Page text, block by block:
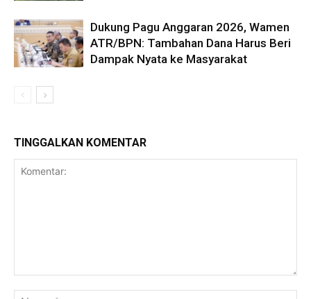
Dukung Pagu Anggaran 2026, Wamen
ATR/BPN: Tambahan Dana Harus Beri
Dampak Nyata ke Masyarakat
TINGGALKAN KOMENTAR